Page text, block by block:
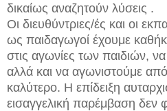
δικαίως αναζητούν λύσεις .
Οι διευθύντριες/ές και οι
ως παιδαγωγοί έχουμε
στις αγωνίες των παιδιών,
αλλά και να αγωνιστούμε από
καλύτερο. Η επίδειξη
εισαγγελική παρέμβαση δεν